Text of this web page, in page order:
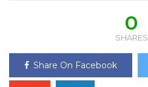
0
SHARES
Share On Facebook